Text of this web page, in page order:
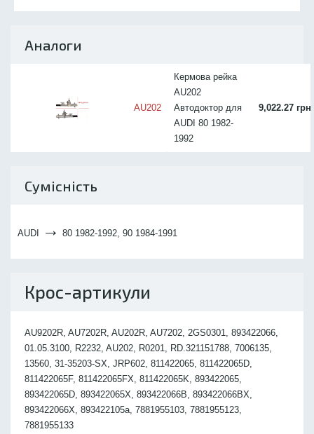
Аналоги
AU202
Кермова рейка
AU202
Автодоктор для
AUDI 80 1982-
1992
9,022.27 грн
Сумісність
AUDI → 80 1982-1992, 90 1984-1991
Крос-артикули
AU9202R, AU7202R, AU202R, AU7202, 2GS0301, 893422066,
01.05.3100, R2232, AU202, R0201, RD.321151788, 7006135,
13560, 31-35203-SX, JRP602, 811422065, 811422065D,
811422065F, 811422065FX, 811422065K, 893422065,
893422065D, 893422065X, 893422066B, 893422066BX,
893422066X, 893422105a, 7881955103, 7881955123,
7881955133